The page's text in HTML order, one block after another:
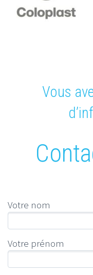
Vous
Votre nom
Votre prénom